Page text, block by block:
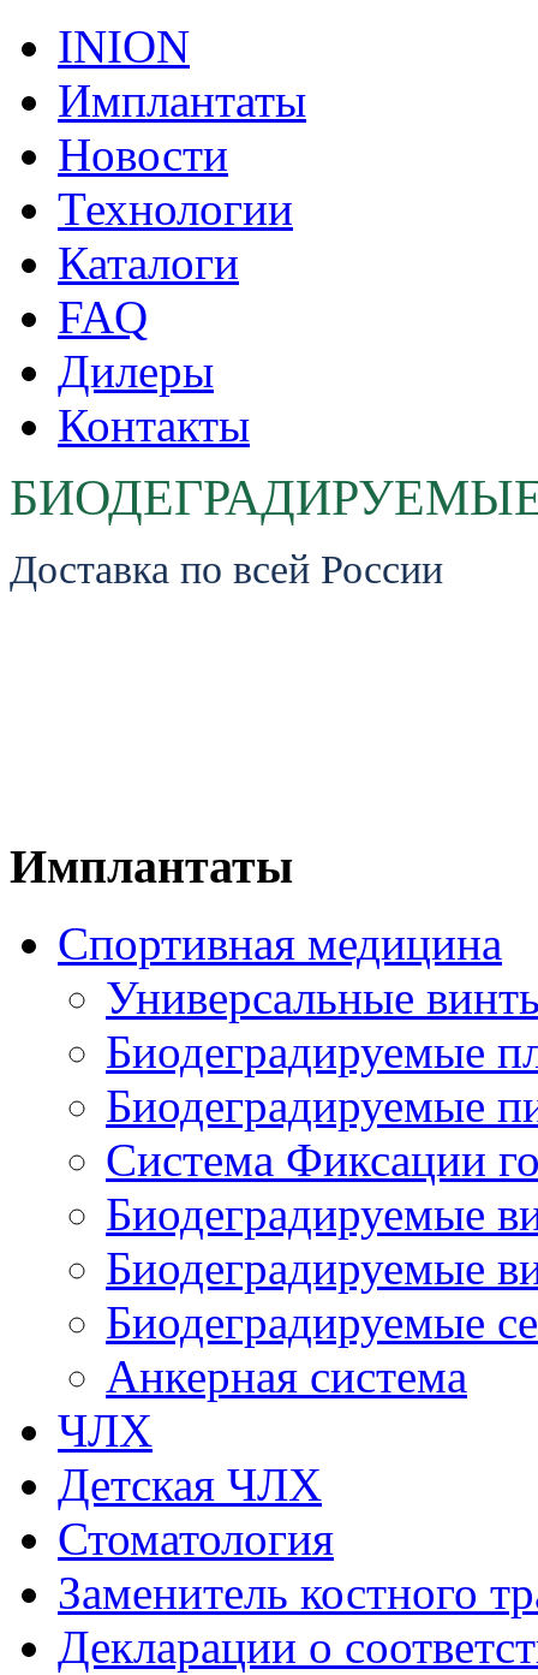
INION
Имплантаты
Новости
Технологии
Каталоги
FAQ
Дилеры
Контакты
Доставка по всей России
Имплантаты
Спортивная медицина
Универсальные
Биодеградируемые
Биодеградируемые
Система Фиксации
Биодеградируемые
Биодеградируемые
Биодеградируемые
Анкерная система
ЧЛХ
Детская ЧЛХ
Стоматология
Заменитель костного
Декларации о